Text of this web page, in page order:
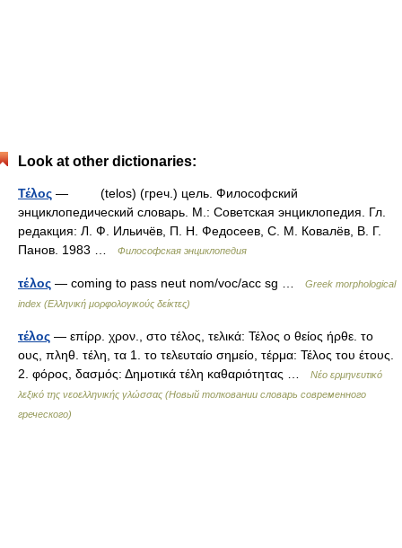
Look at other dictionaries:
Τέλος — (telos) (греч.) цель. Философский
энциклопедический словарь. М.: Советская энциклопедия. Гл.
редакция: Л. Ф. Ильичёв, П. Н. Федосеев, С. М. Ковалёв, В. Г.
Панов. 1983 …
Философская энциклопедия
τέλος — coming to pass neut nom/voc/acc sg …
Greek morphological
index (Ελληνική μορφολογικούς δείκτες)
τέλος — επίρρ. χρον., στο τέλος, τελικά: Τέλος ο θείος ήρθε. το
ους, πληθ. τέλη, τα 1. το τελευταίο σημείο, τέρμα: Τέλος του έτους.
2. φόρος, δασμός: Δημοτικά τέλη καθαριότητας …
Νέο ερμηνευτικό
λεξικό της νεοελληνικής γλώσσας (Новый толковании словарь современного
греческого)